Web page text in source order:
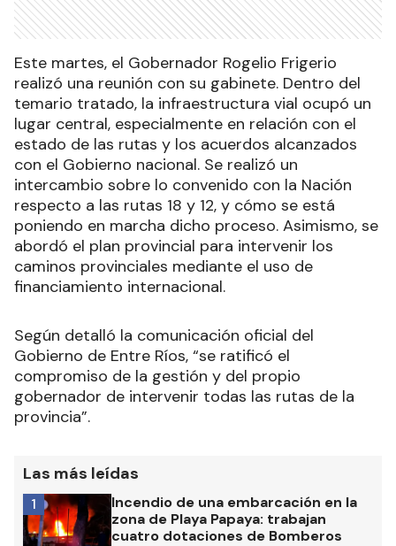
Este martes, el Gobernador Rogelio Frigerio
realizó una reunión con su gabinete. Dentro del
temario tratado, la infraestructura vial ocupó un
lugar central, especialmente en relación con el
estado de las rutas y los acuerdos alcanzados
con el Gobierno nacional. Se realizó un
intercambio sobre lo convenido con la Nación
respecto a las rutas 18 y 12, y cómo se está
poniendo en marcha dicho proceso. Asimismo, se
abordó el plan provincial para intervenir los
caminos provinciales mediante el uso de
financiamiento internacional.
Según detalló la comunicación oficial del
Gobierno de Entre Ríos, “se ratificó el
compromiso de la gestión y del propio
gobernador de intervenir todas las rutas de la
provincia”.
Las más leídas
Incendio de una embarcación en la
zona de Playa Papaya: trabajan
cuatro dotaciones de Bomberos
1